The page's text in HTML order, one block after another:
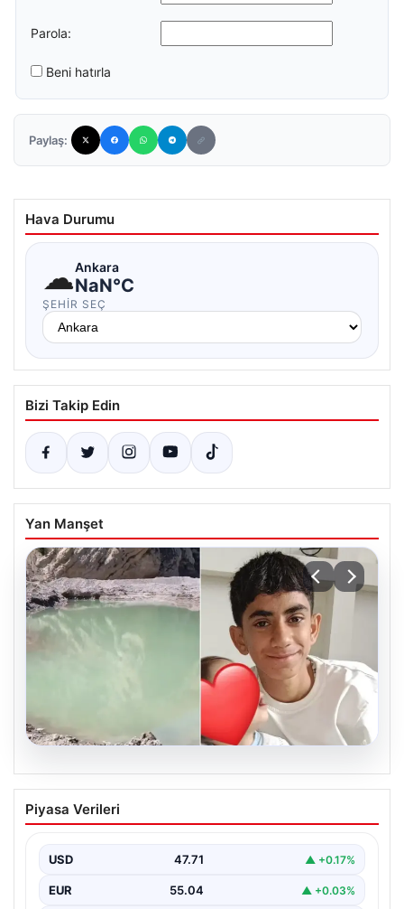
Parola:
Beni hatırla
Paylaş:
Hava Durumu
☁Ankara
NaN°C
ŞEHIR SEÇ
Bizi Takip Edin
Yan Manşet
06.08.2026
12 yaşındaki çocuk hafriyat alınan
gölette boğuldu
Oluşan Gölette Boğuldu", "content": "Erzurum’un Oltu
ilçesinde…
Piyasa Verileri
USD 47.71 ▲ +0.17%
EUR 55.04 ▲ +0.03%